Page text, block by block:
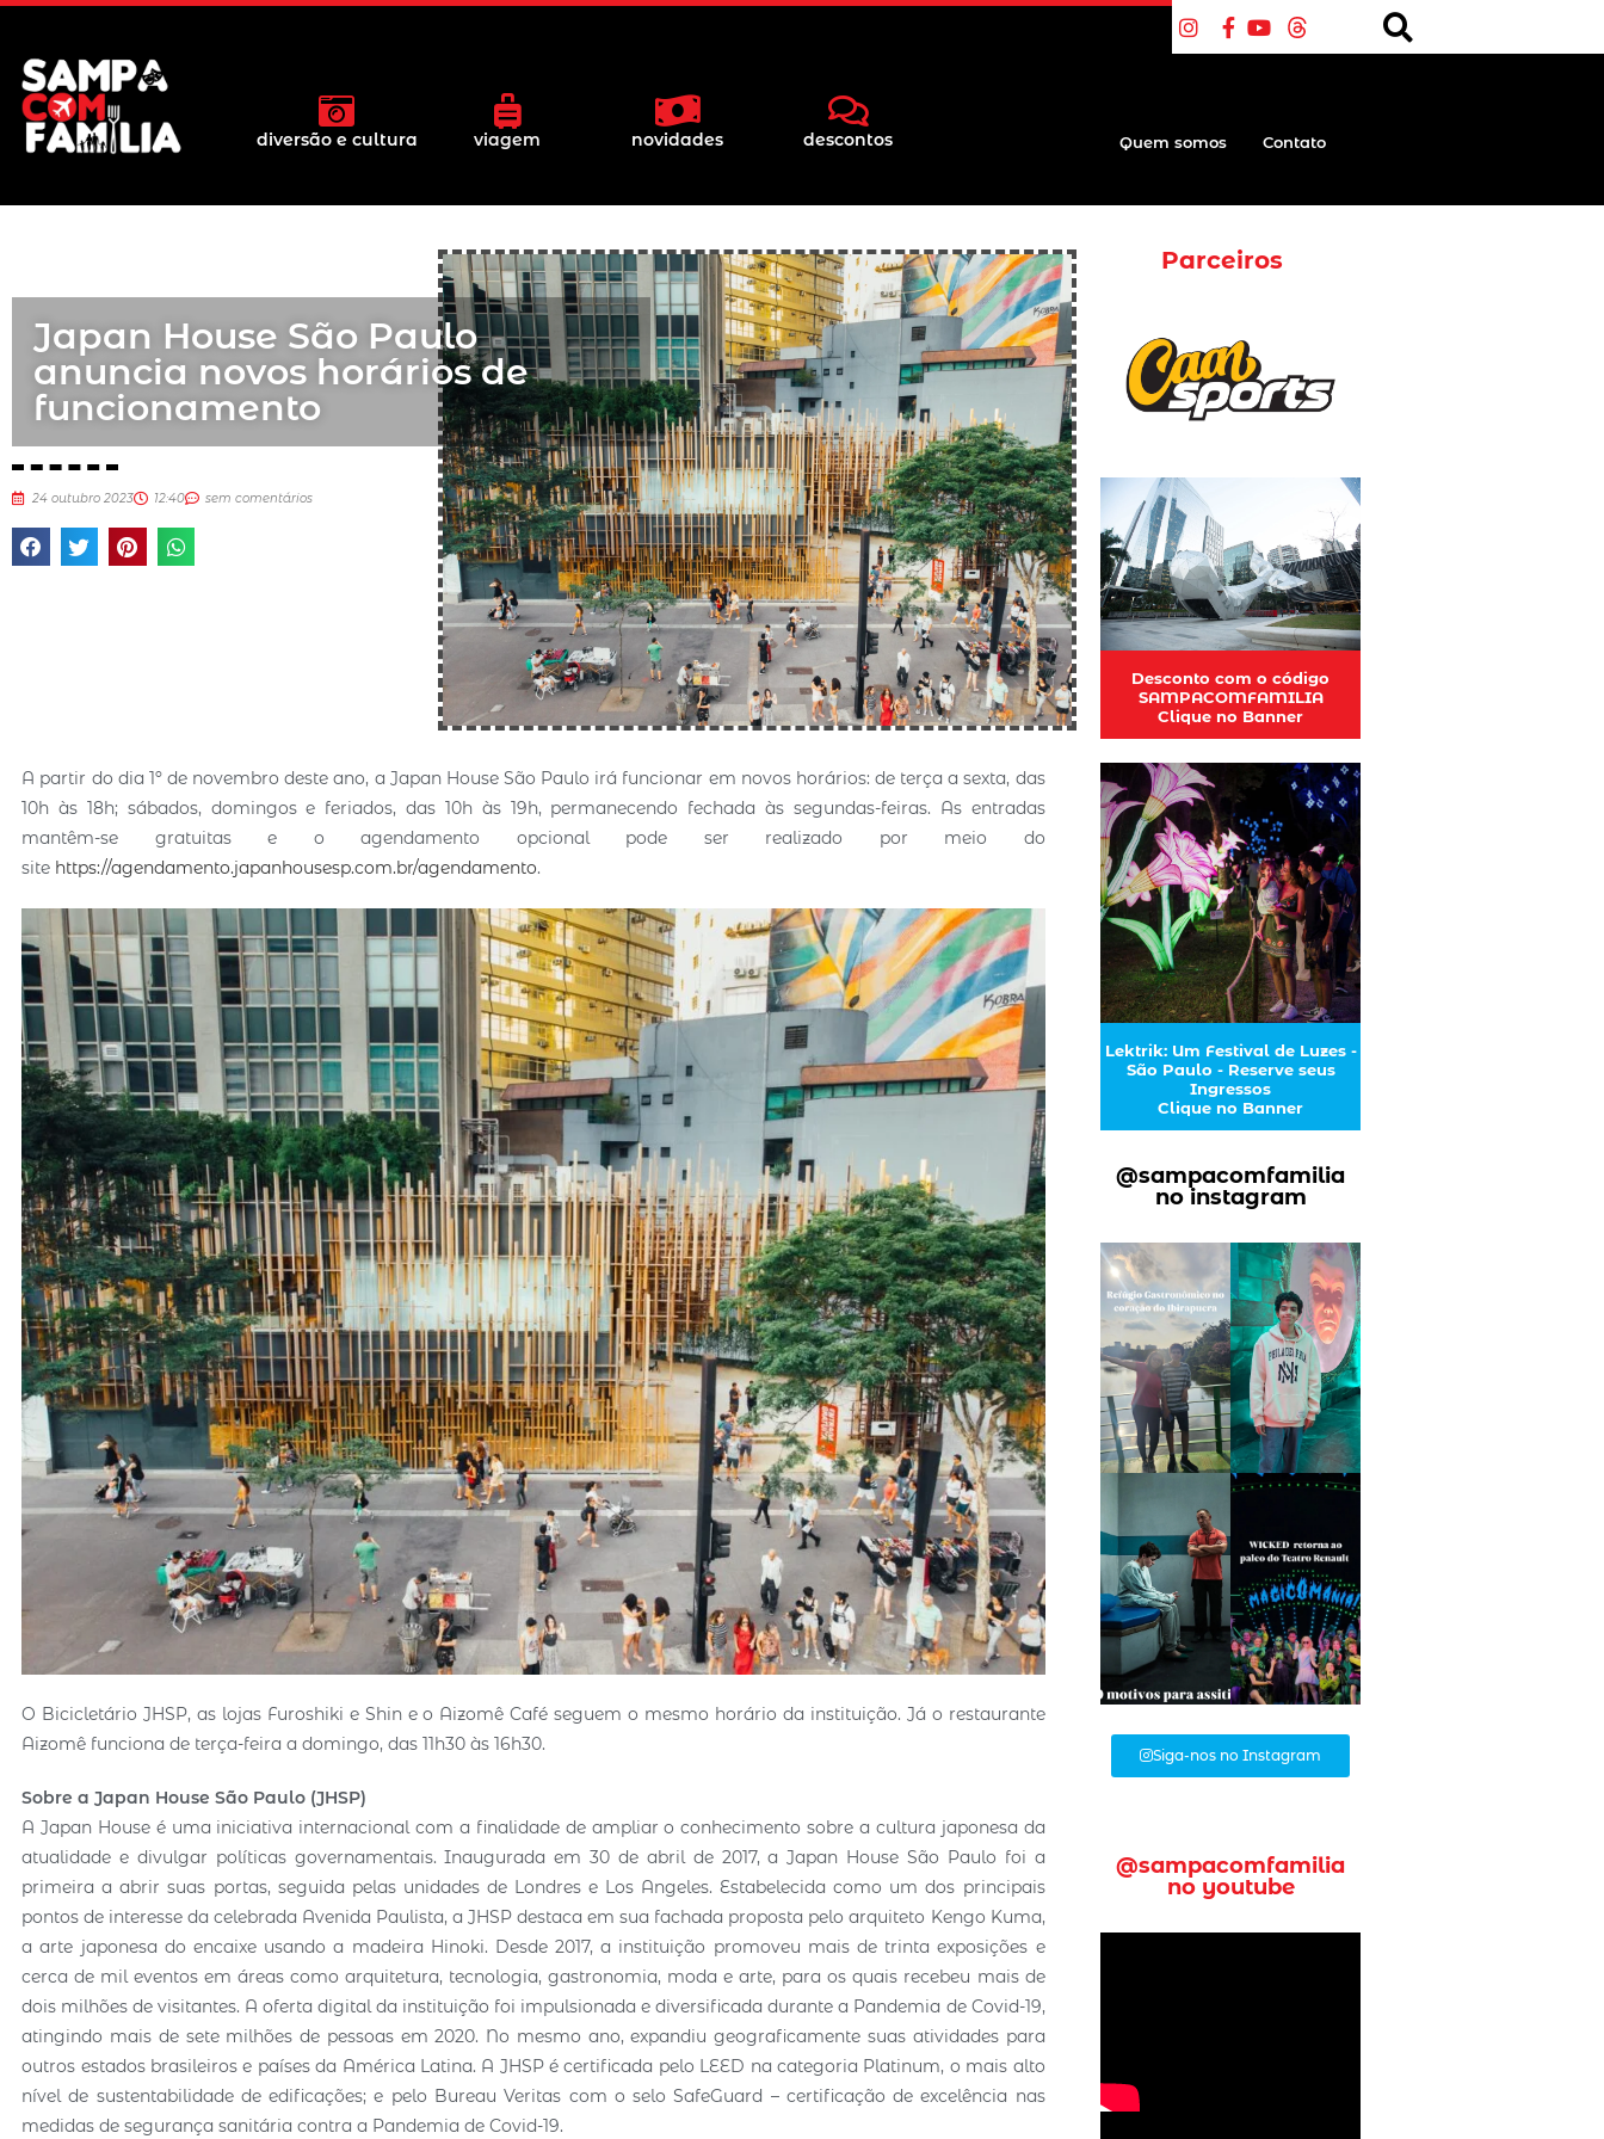
diversão e cultura viagem novidades descontos Quem somos Contato
Japan House São Paulo
anuncia novos horários de
funcionamento
24 outubro 2023 12:40 sem comentários
A partir do dia 1º de novembro deste ano, a Japan House São Paulo irá funcionar em novos horários: de terça a sexta, das
10h às 18h; sábados, domingos e feriados, das 10h às 19h, permanecendo fechada às segundas-feiras. As entradas
mantêm-se gratuitas e o agendamento opcional pode ser realizado por meio do
site https://agendamento.japanhousesp.com.br/agendamento.
O Bicicletário JHSP, as lojas Furoshiki e Shin e o Aizomê Café seguem o mesmo horário da instituição. Já o restaurante
Aizomê funciona de terça-feira a domingo, das 11h30 às 16h30.
Sobre a Japan House São Paulo (JHSP)
A Japan House é uma iniciativa internacional com a finalidade de ampliar o conhecimento sobre a cultura japonesa da
atualidade e divulgar políticas governamentais. Inaugurada em 30 de abril de 2017, a Japan House São Paulo foi a
primeira a abrir suas portas, seguida pelas unidades de Londres e Los Angeles. Estabelecida como um dos principais
pontos de interesse da celebrada Avenida Paulista, a JHSP destaca em sua fachada proposta pelo arquiteto Kengo Kuma,
a arte japonesa do encaixe usando a madeira Hinoki. Desde 2017, a instituição promoveu mais de trinta exposições e
cerca de mil eventos em áreas como arquitetura, tecnologia, gastronomia, moda e arte, para os quais recebeu mais de
dois milhões de visitantes. A oferta digital da instituição foi impulsionada e diversificada durante a Pandemia de Covid-19,
atingindo mais de sete milhões de pessoas em 2020. No mesmo ano, expandiu geograficamente suas atividades para
outros estados brasileiros e países da América Latina. A JHSP é certificada pelo LEED na categoria Platinum, o mais alto
nível de sustentabilidade de edificações; e pelo Bureau Veritas com o selo SafeGuard – certificação de excelência nas
medidas de segurança sanitária contra a Pandemia de Covid-19.
Parceiros
Desconto com o código
SAMPACOMFAMILIA
Clique no Banner
Lektrik: Um Festival de Luzes -
São Paulo - Reserve seus
Ingressos
Clique no Banner
@sampacomfamilia
no instagram
Siga-nos no Instagram
@sampacomfamilia
no youtube